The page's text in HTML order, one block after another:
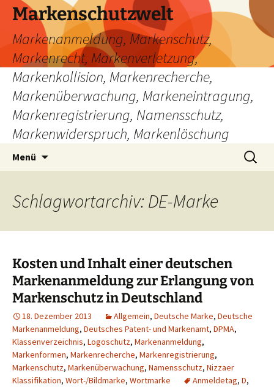
Zum
Inhalt
springen
Markenschutzwelt
Markenanmeldung, Markenschutz,
Markenrecht, Markenverletzung,
Markenkollision, Markenrecherche,
Markenüberwachung, Markeneintragung,
Markenregistrierung, Namensschutz,
Markenwiderspruch, Markenlöschung
Menü
Suchen
nach:
Schlagwortarchiv: DE-Marke
Kosten und Inhalt einer deutschen
Markenanmeldung zur Erlangung von
Markenschutz in Deutschland
18. Dezember 2013 Allgemein, Deutsche Marke, Deutsche
Markenanmeldung, Deutsches Patent- und Markenamt, DPMA,
Klassenverzeichnis, Logoschutz, Markenanmeldung,
Markenformen, Markenrecherche, Markenregistrierung,
Markenschutz, Markenüberwachung, Namensschutz, Nizzaer
Klassifikation, Wort-/Bildmarke, Wortmarke Anmeldetag, D,